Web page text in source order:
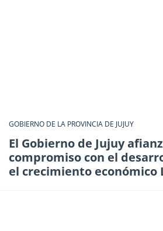
GOBIERNO DE LA PROVINCIA DE JUJUY
El Gobierno de Jujuy
compromiso con el
el crecimiento económico